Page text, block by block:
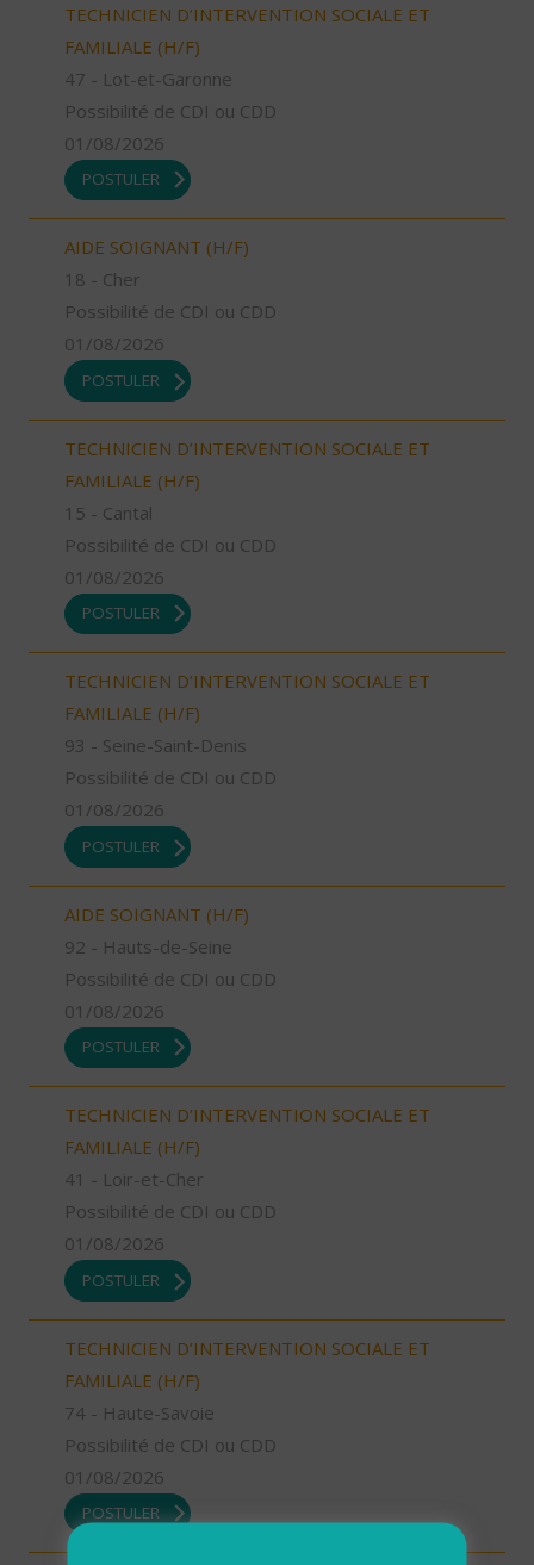
TECHNICIEN D’INTERVENTION SOCIALE ET
FAMILIALE (H/F)
47 - Lot-et-Garonne
Possibilité de CDI ou CDD
01/08/2026
POSTULER
AIDE SOIGNANT (H/F)
18 - Cher
Possibilité de CDI ou CDD
01/08/2026
POSTULER
TECHNICIEN D’INTERVENTION SOCIALE ET
FAMILIALE (H/F)
15 - Cantal
Possibilité de CDI ou CDD
01/08/2026
POSTULER
TECHNICIEN D’INTERVENTION SOCIALE ET
FAMILIALE (H/F)
93 - Seine-Saint-Denis
Possibilité de CDI ou CDD
01/08/2026
POSTULER
AIDE SOIGNANT (H/F)
92 - Hauts-de-Seine
Possibilité de CDI ou CDD
01/08/2026
POSTULER
TECHNICIEN D’INTERVENTION SOCIALE ET
FAMILIALE (H/F)
41 - Loir-et-Cher
Possibilité de CDI ou CDD
01/08/2026
POSTULER
TECHNICIEN D’INTERVENTION SOCIALE ET
FAMILIALE (H/F)
74 - Haute-Savoie
Possibilité de CDI ou CDD
01/08/2026
POSTULER